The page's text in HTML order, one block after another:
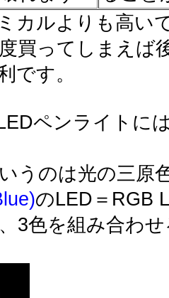
カルよりも高い
買ってしまえば
です。
ペンライトに
うのは光の三原
のLED＝RGB
3色を組み合わ